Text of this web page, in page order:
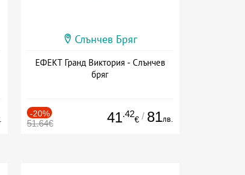
Слънчев Бряг
ЕФЕКТ Гранд Виктория - Слънчев
бряг
-20%
51.64€ 41.42
€ / 81лв.